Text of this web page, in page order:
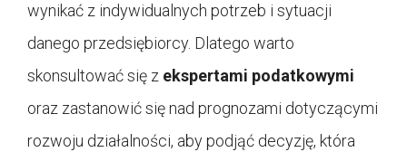
wynikać z indywidualnych potrzeb i sytuacji
danego przedsiębiorcy. Dlatego warto
skonsultować się z ekspertami podatkowymi
oraz zastanowić się nad prognozami dotyczącymi
rozwoju działalności, aby podjąć decyzję, która